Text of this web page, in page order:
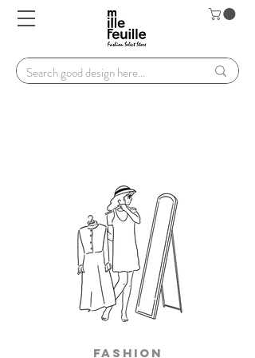
Fashion